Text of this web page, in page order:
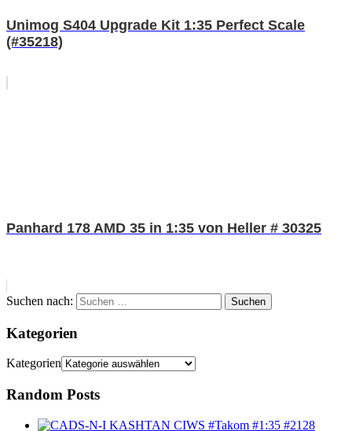
Unimog S404 Upgrade Kit 1:35 Perfect Scale
(#35218)
Panhard 178 AMD 35 in 1:35 von Heller # 30325
Suchen nach: Suchen
Kategorien
Kategorien
Random Posts